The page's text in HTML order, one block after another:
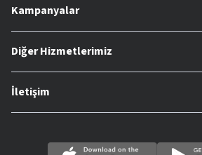
Kampanyalar
Diğer Hizmetlerimiz
İletişim